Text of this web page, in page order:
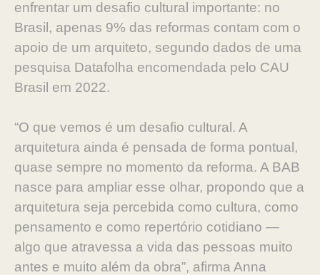
enfrentar um desafio cultural importante: no
Brasil, apenas 9% das reformas contam com o
apoio de um arquiteto, segundo dados de uma
pesquisa Datafolha encomendada pelo CAU
Brasil em 2022.
“O que vemos é um desafio cultural. A
arquitetura ainda é pensada de forma pontual,
quase sempre no momento da reforma. A BAB
nasce para ampliar esse olhar, propondo que a
arquitetura seja percebida como cultura, como
pensamento e como repertório cotidiano —
algo que atravessa a vida das pessoas muito
antes e muito além da obra”, afirma Anna